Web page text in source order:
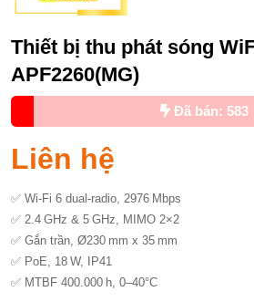
Thiết bị thu phát sóng
APF2260(MG)
Đã bán: 583
Liên hệ
✅ Wi‑Fi 6 dual-radio, 2976 Mbps
✅ 2.4 GHz & 5 GHz, MIMO 2×2
✅ Gắn trần, Ø230 mm x 35 mm
✅ PoE, 18 W, IP41
✅ MTBF 400.000 h, 0–40°C